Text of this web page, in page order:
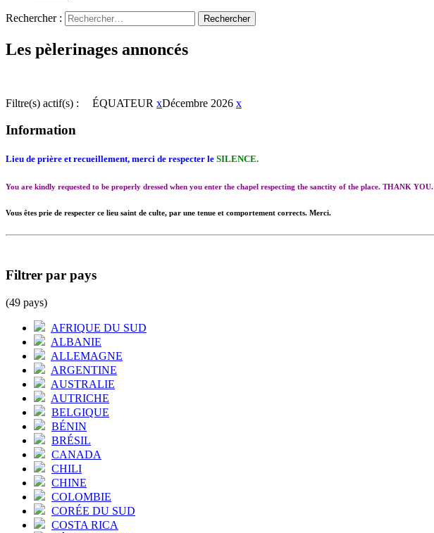
Rechercher :
Les pèlerinages annoncés
Filtre(s) actif(s) : ÉQUATEUR xDécembre 2026 x
Information
Lieu de prière et recueillement, merci de respecter le SILENCE.
You are kindly requested to be properly dressed when you enter the chapel respecting the sanctity of the place. THANK YOU.
Vous êtes prie de respecter ce lieu saint de culte, par une tenue et comportement corrects. Merci.
Filtrer par pays
(49 pays)
AFRIQUE DU SUD
ALBANIE
ALLEMAGNE
ARGENTINE
AUSTRALIE
AUTRICHE
BELGIQUE
BÉNIN
BRÉSIL
CANADA
CHILI
CHINE
COLOMBIE
CORÉE DU SUD
COSTA RICA